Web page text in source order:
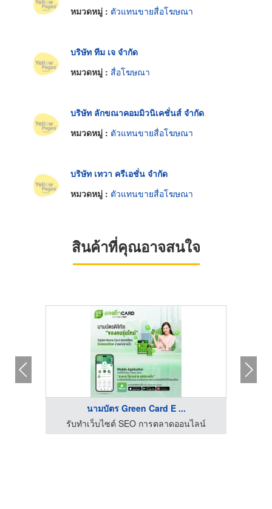
หมวดหมู่ : ตัวแทนขายสื่อโฆษณา
บริษัท ทีม เจ จำกัด
หมวดหมู่ : สื่อโฆษณา
บริษัท ลักขณาคอมมิวนิเคชั่นส์ จำกัด
หมวดหมู่ : ตัวแทนขายสื่อโฆษณา
บริษัท เทวา ครีเอชั่น จำกัด
หมวดหมู่ : ตัวแทนขายสื่อโฆษณา
สินค้าที่คุณอาจสนใจ
นามบัตร Green Card E ...
รับทำเว็บไซต์ SEO การตลาดออนไลน์